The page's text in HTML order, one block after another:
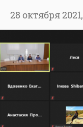
28 октября 2021,